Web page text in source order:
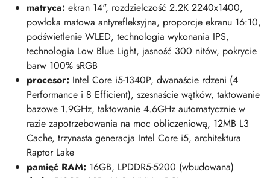
matryca: ekran 14", rozdzielczość 2.2K 2240x1400,
powłoka matowa antyrefleksyjna, proporcje ekranu 16:10,
podświetlenie WLED, technologia wykonania IPS,
technologia Low Blue Light, jasność 300 nitów, pokrycie
barw 100% sRGB
procesor: Intel Core i5-1340P, dwanaście rdzeni (4
Performance i 8 Efficient), szesnaście wątków, taktowanie
bazowe 1.9GHz, taktowanie 4.6GHz automatycznie w
razie zapotrzebowania na moc obliczeniową, 12MB L3
Cache, trzynasta generacja Intel Core i5, architektura
Raptor Lake
pamięć RAM: 16GB, LPDDR5-5200 (wbudowana)